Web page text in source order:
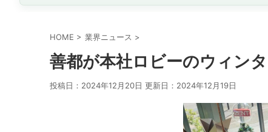
HOME > 業界ニュース >
善都が本社ロビーのウィン
投稿日：2024年12月20日 更新日： 2024年12月19日